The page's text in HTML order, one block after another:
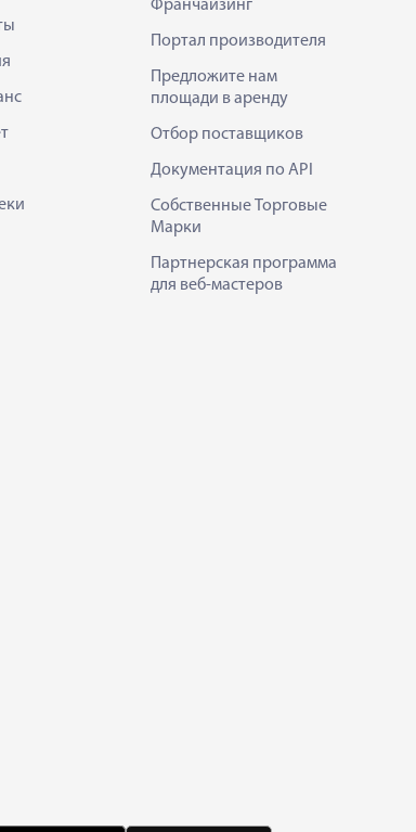
Франчайзинг
Портал производителя
Предложите нам
площади в аренду
Отбор поставщиков
Документация по API
Собственные Торговые
Марки
Партнерская программа
для веб-мастеров